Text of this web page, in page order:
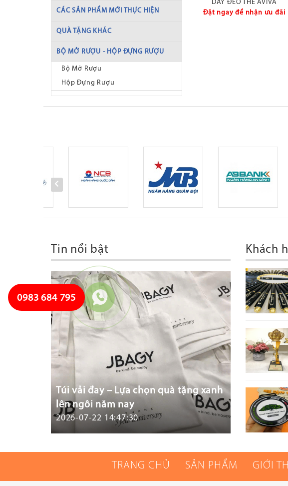
CÁC SẢN PHẨM MỚI THỰC HIỆN
QUÀ TẶNG KHÁC
BỘ MỞ RƯỢU - HỘP ĐỰNG RƯỢU
Bộ Mở Rượu
Hộp Đựng Rượu
DÂY ĐEO THẺ AVIVA
Đặt ngay để nhận ưu đãi
Tin nổi bật
Túi vải đay – Lựa chọn quà tặng xanh
lên ngôi năm nay
2026-07-22 14:47:30
Khách
TRANG CHỦ SẢN PHẨM GIỚI
0983 684 795